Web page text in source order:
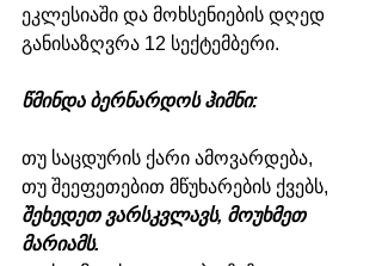
ეკლესიაში და მოხსენიების დღედ
განისაზღვრა 12 სექტემბერი.
წმინდა ბერნარდოს ჰიმნი:
თუ საცდურის ქარი ამოვარდება,
თუ შეეფეთებით მწუხარების ქვებს,
შეხედეთ ვარსკვლავს, მოუხმეთ
მარიამს.